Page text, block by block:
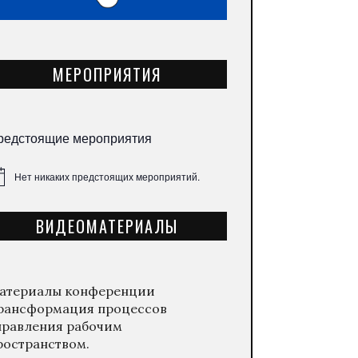
МЕРОПРИЯТИЯ
мероприятия
Нет никаких предстоящих мероприятий.
ВИДЕОМАТЕРИАЛЫ
конференции
процессов
рабочим